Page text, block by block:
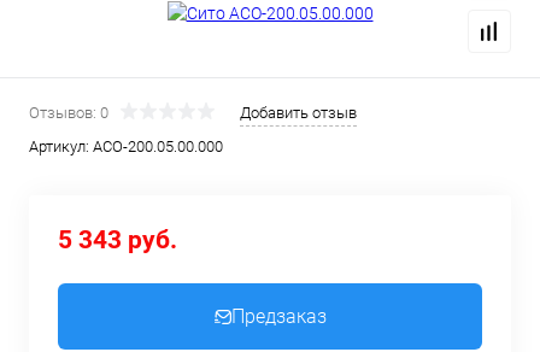
Отзывов: 0
Добавить отзыв
Артикул: АСО-200.05.00.000
5 343 руб.
Предзаказ